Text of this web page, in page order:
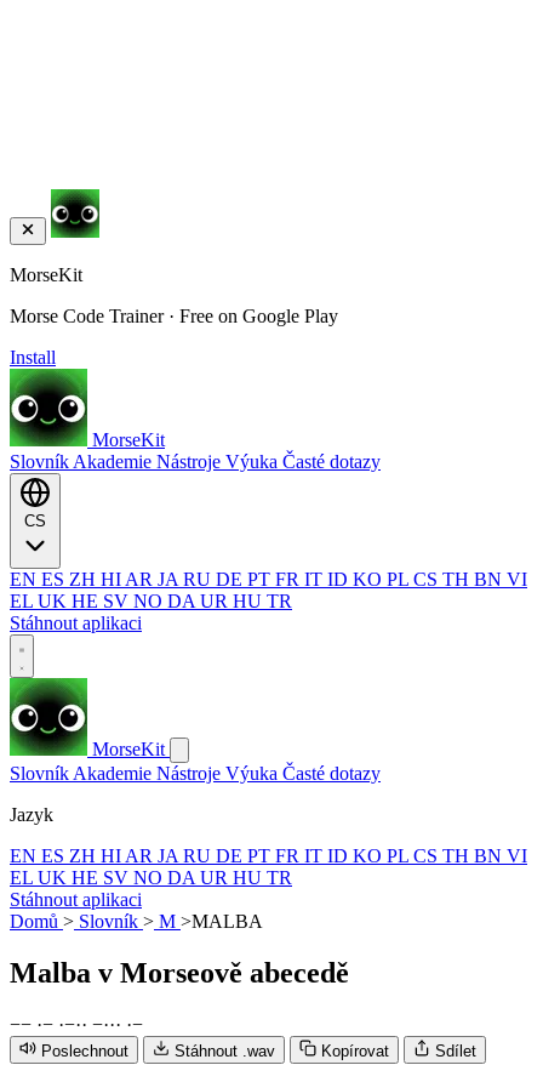
MorseKit
Morse Code Trainer · Free on Google Play
Install
MorseKit
Slovník Akademie Nástroje Výuka Časté dotazy
EN ES ZH HI AR JA RU DE PT FR IT ID KO PL CS TH BN VI
EL UK HE SV NO DA UR HU TR
Stáhnout aplikaci
MorseKit
Slovník Akademie Nástroje Výuka Časté dotazy
Jazyk
EN ES ZH HI AR JA RU DE PT FR IT ID KO PL CS TH BN VI
EL UK HE SV NO DA UR HU TR
Stáhnout aplikaci
Domů > Slovník > M >MALBA
Malba v Morseově abecedě
−− ·− ·−·· −··· ·−
Poslechnout Stáhnout .wav Kopírovat Sdílet